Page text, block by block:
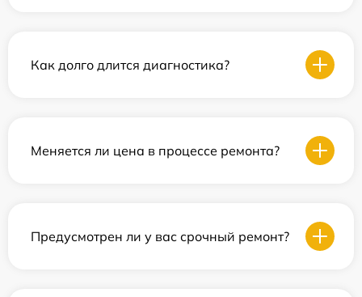
Как долго длится диагностика?
Меняется ли цена в процессе ремонта?
Предусмотрен ли у вас срочный ремонт?